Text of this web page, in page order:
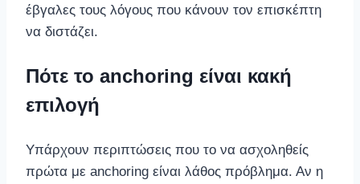
έβγαλες τους λόγους που κάνουν τον επισκέπτη
να διστάζει.
Πότε το anchoring είναι κακή
επιλογή
Υπάρχουν περιπτώσεις που το να ασχοληθείς
πρώτα με anchoring είναι λάθος πρόβλημα. Αν η